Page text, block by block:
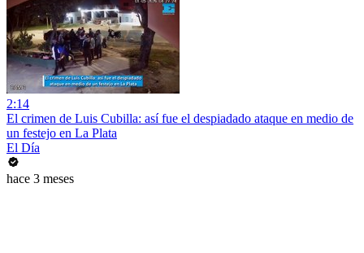
2:14
El crimen de Luis Cubilla: así fue el despiadado ataque en medio de
un festejo en La Plata
El Día
hace 3 meses